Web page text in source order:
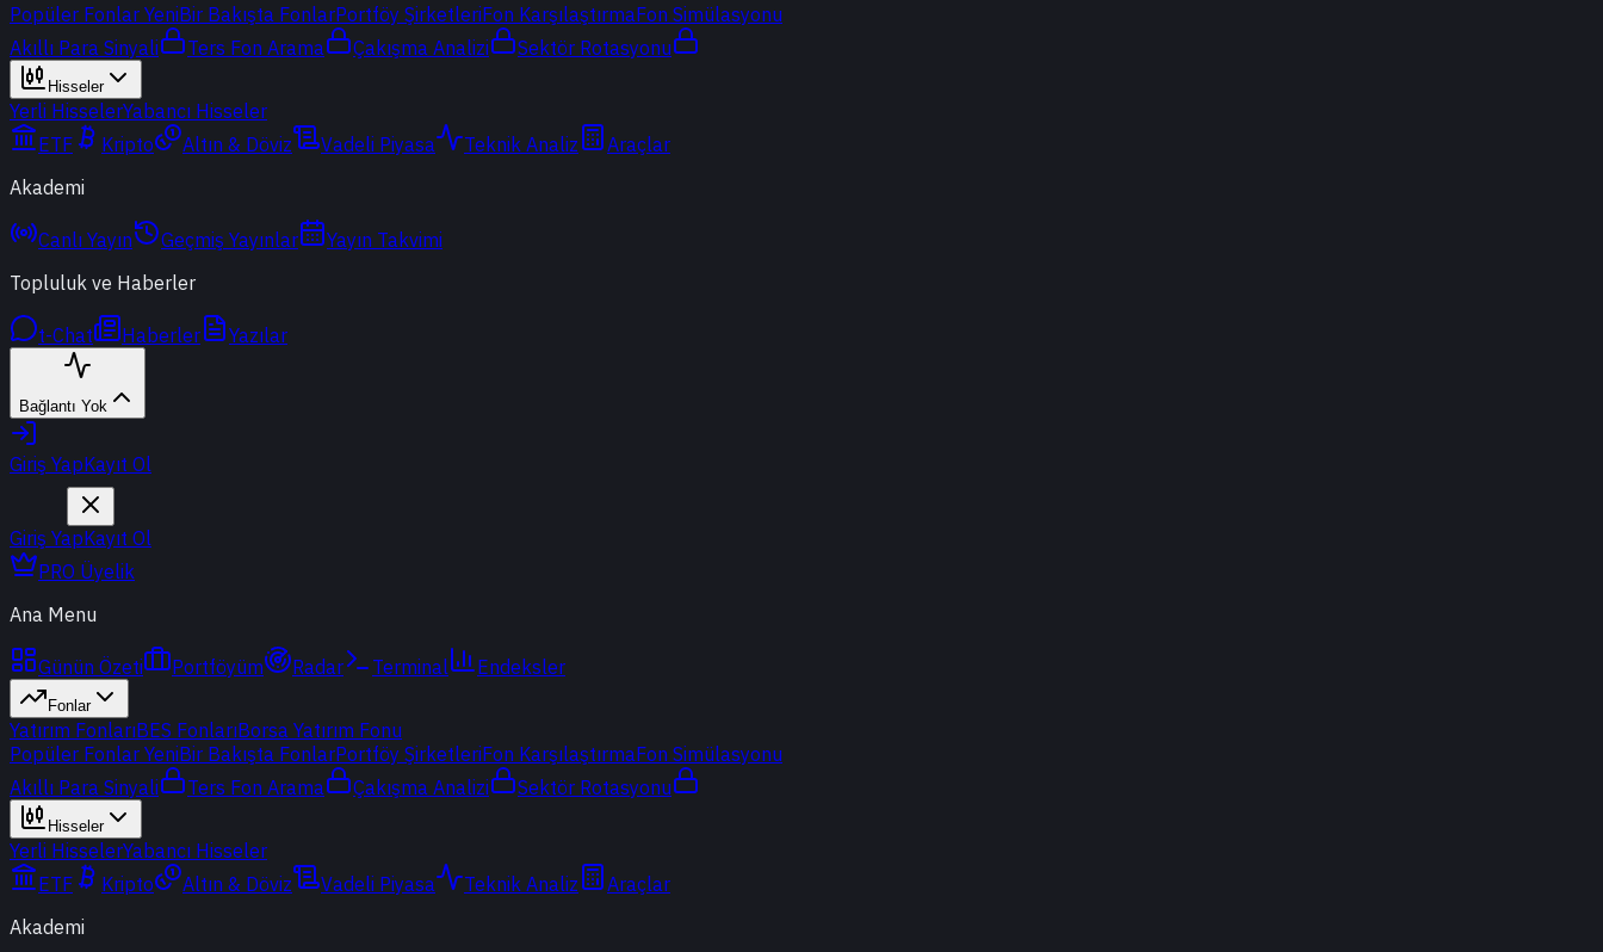
Popüler Fonlar YeniBir Bakışta FonlarPortföy ŞirketleriFon KarşılaştırmaFon Simülasyonu
Akıllı Para Sinyali
Ters Fon Arama Çakışma Analizi Sektör Rotasyonu
Hisseler
Yerli HisselerYabancı Hisseler
ETF
Kripto Altın & Döviz Vadeli Piyasa Teknik Analiz
Araçlar
Akademi
Canlı Yayın Geçmiş Yayınlar
Yayın Takvimi
Topluluk ve Haberler
t-Chat Haberler Yazılar
Bağlantı Yok
Giriş YapKayıt Ol
Giriş YapKayıt Ol
PRO Üyelik
Ana Menu
Günün Özeti Portföyüm Radar Terminal Endeksler
Fonlar
Yatırım FonlarıBES FonlarıBorsa Yatırım Fonu
Popüler Fonlar YeniBir Bakışta FonlarPortföy ŞirketleriFon KarşılaştırmaFon Simülasyonu
Akıllı Para Sinyali
Ters Fon Arama Çakışma Analizi Sektör Rotasyonu
Hisseler
Yerli HisselerYabancı Hisseler
ETF
Kripto Altın & Döviz Vadeli Piyasa Teknik Analiz
Araçlar
Akademi